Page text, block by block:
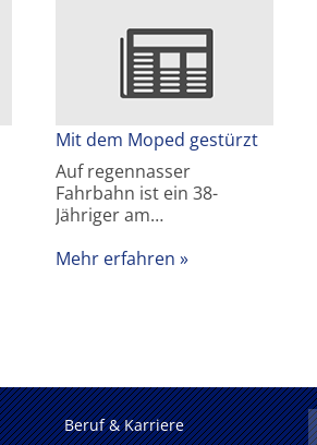
Mit dem Moped gestürzt
Auf regennasser
Fahrbahn ist ein 38-
Jähriger am…
Mehr erfahren
Beruf & Karriere